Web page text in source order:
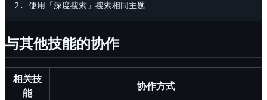
与其他技能的协作
相关技
能
协作方式